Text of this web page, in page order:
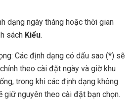
dạng ngày tháng hoặc thời gian
sách Kiểu.
Các định dạng có dấu sao (*) sẽ
theo cài đặt ngày và giờ khu
trong khi các định dạng không
giữ nguyên theo cài đặt bạn chọn.